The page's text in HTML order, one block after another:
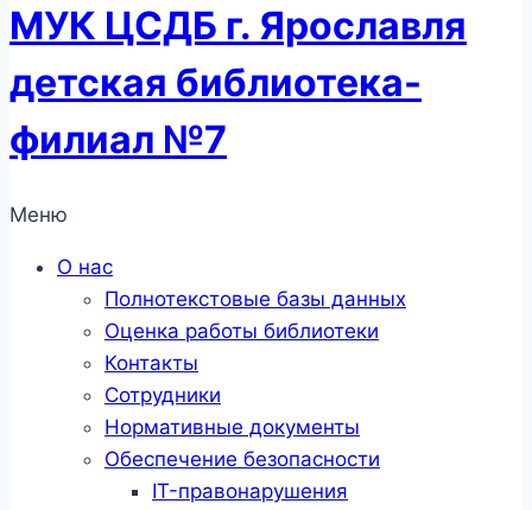
МУК ЦСДБ г. Ярославля
детская библиотека-
филиал №7
Меню
О нас
Полнотекстовые базы данных
Оценка работы библиотеки
Контакты
Сотрудники
Нормативные документы
Обеспечение безопасности
IT-правонарушения